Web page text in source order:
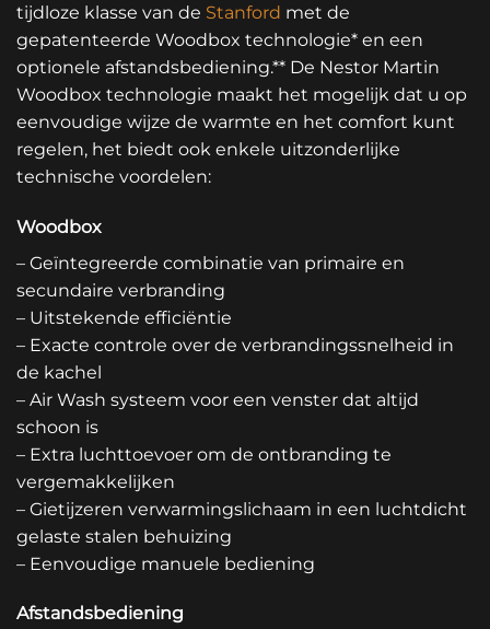
tijdloze klasse van de Stanford met de
gepatenteerde Woodbox technologie* en een
optionele afstandsbediening.** De Nestor Martin
Woodbox technologie maakt het mogelijk dat u op
eenvoudige wijze de warmte en het comfort kunt
regelen, het biedt ook enkele uitzonderlijke
technische voordelen:
Woodbox
– Geïntegreerde combinatie van primaire en
secundaire verbranding
– Uitstekende efficiëntie
– Exacte controle over de verbrandingssnelheid in
de kachel
– Air Wash systeem voor een venster dat altijd
schoon is
– Extra luchttoevoer om de ontbranding te
vergemakkelijken
– Gietijzeren verwarmingslichaam in een luchtdicht
gelaste stalen behuizing
– Eenvoudige manuele bediening
Afstandsbediening